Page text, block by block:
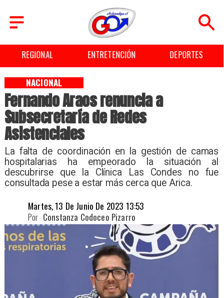
REGIONAL ENTRETENCIÓN DEPORTES
Fernando Araos renuncia a
Subsecretaría de Redes
Asistenciales
La falta de coordinación en la gestión de camas
hospitalarias ha empeorado la situación al
descubrirse que la Clínica Las Condes no fue
consultada pese a estar más cerca que Arica.
NACIONAL
Martes, 13 De Junio De 2023 13:53
Constanza Codoceo Pizarro
Por